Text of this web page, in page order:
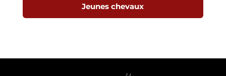
Jeunes chevaux